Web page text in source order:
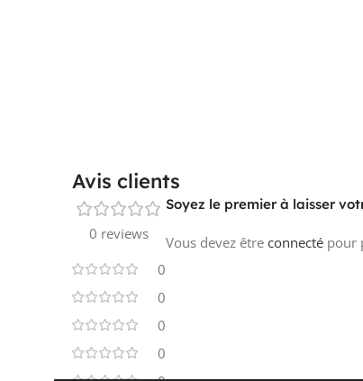
Avis clients
0 reviews
0
0
0
0
Soyez le premier à laisser
Vous devez être connecté pour